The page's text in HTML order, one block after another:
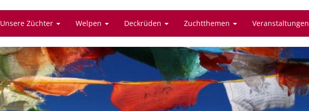
Unsere Züchter Welpen Deckrüden Zuchtthemen Veranstaltungen